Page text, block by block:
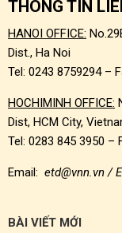
THÔNG TIN
HANOI OFFICE:
Dist., Ha Noi
Tel: 0243 8759294 –
HOCHIMINH OFFICE:
Dist, HCM City,
Tel: 0283 845 3950 –
Email: etd@vnn.vn /
BÀI VIẾT MỚI